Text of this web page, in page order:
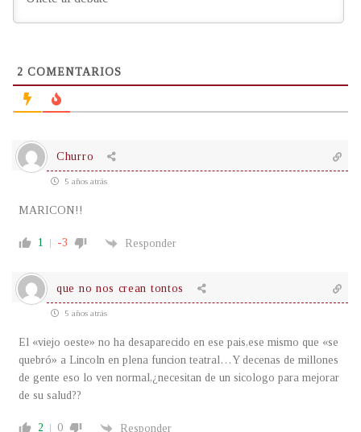
2 COMENTARIOS
Churro
5 años atrás
MARICON!!
1 -3 Responder
que no nos crean tontos
5 años atrás
El «viejo oeste» no ha desaparecido en ese pais,ese mismo que «se
quebró» a Lincoln en plena funcion teatral…Y decenas de millones
de gente eso lo ven normal,¿necesitan de un sicologo para mejorar
de su salud??
2 0 Responder